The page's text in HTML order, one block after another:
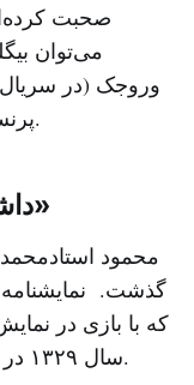
صحبت
می‌توان
وروجک (در سریال
پرنس جان (در کارتون رابین هود) نام برد.
«داشتیم چی می گفتیم؟ بینیویس»
گذشت. نمایشنامه
که با بازی در
سال ۱۳۲۹ در محله دروازه دولاب تهران به دنیا آمد.